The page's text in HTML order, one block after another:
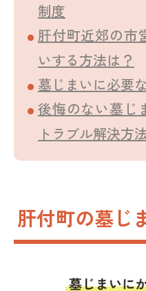
制度
肝付町近郊の市
いする方法は？
墓じまいに必要
後悔のない墓じ
トラブル解決方
肝付町の墓じ